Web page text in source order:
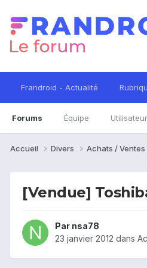
Frandroid - Actualité
Forums Équipe
Accueil Divers Achats / Ventes
[Vendue]
Par nsa78
23 janvier 2012 dans